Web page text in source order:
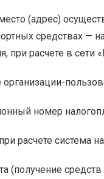
(адрес)
средствах —
при расчете в сети
номер
расчете система
(получение